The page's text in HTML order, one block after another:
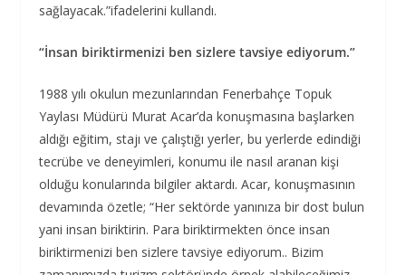
sağlayacak.”ifadelerini kullandı.
“İnsan biriktirmenizi ben sizlere tavsiye ediyorum.”
1988 yılı okulun mezunlarından Fenerbahçe Topuk
Yaylası Müdürü Murat Acar’da konuşmasına başlarken
aldığı eğitim, stajı ve çalıştığı yerler, bu yerlerde edindiği
tecrübe ve deneyimleri, konumu ile nasıl aranan kişi
olduğu konularında bilgiler aktardı. Acar, konuşmasının
devamında özetle; “Her sektörde yanınıza bir dost bulun
yani insan biriktirin. Para biriktirmekten önce insan
biriktirmenizi ben sizlere tavsiye ediyorum.. Bizim